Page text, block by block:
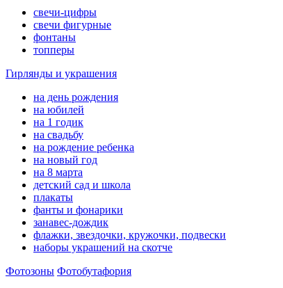
свечи-цифры
свечи фигурные
фонтаны
топперы
Гирлянды и украшения
на день рождения
на юбилей
на 1 годик
на свадьбу
на рождение ребенка
на новый год
на 8 марта
детский сад и школа
плакаты
фанты и фонарики
занавес-дождик
флажки, звездочки, кружочки, подвески
наборы украшений на скотче
Фотозоны Фотобутафория